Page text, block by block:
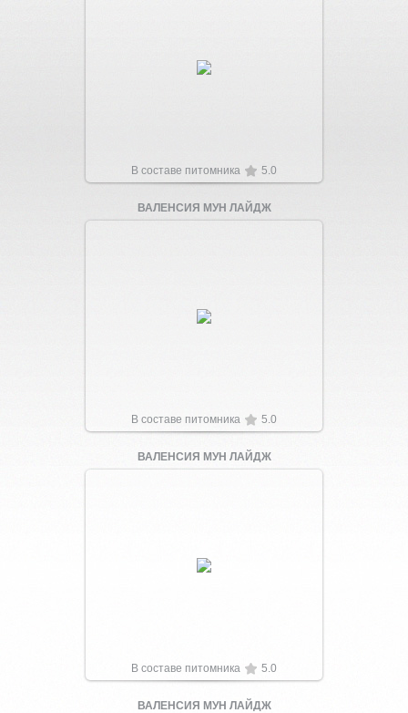
Увеличить
В составе питомника 5.0
ВАЛЕНСИЯ МУН ЛАЙДЖ
Увеличить
В составе питомника 5.0
ВАЛЕНСИЯ МУН ЛАЙДЖ
Увеличить
В составе питомника 5.0
ВАЛЕНСИЯ МУН ЛАЙДЖ